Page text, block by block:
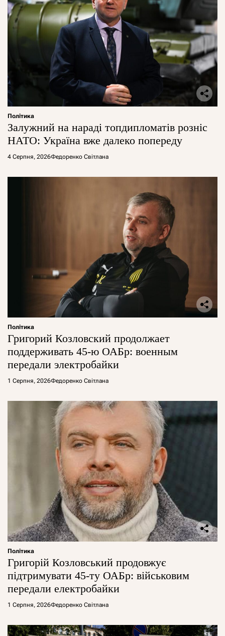
Політика
Залужний на нараді топдипломатів розніс
НАТО: Україна вже далеко попереду
4 Серпня, 2026Федоренко Світлана
Політика
Григорий Козловский продолжает
поддерживать 45-ю ОАБр: военным
передали электробайки
1 Серпня, 2026Федоренко Світлана
Політика
Григорій Козловський продовжує
підтримувати 45-ту ОАБр: військовим
передали електробайки
1 Серпня, 2026Федоренко Світлана